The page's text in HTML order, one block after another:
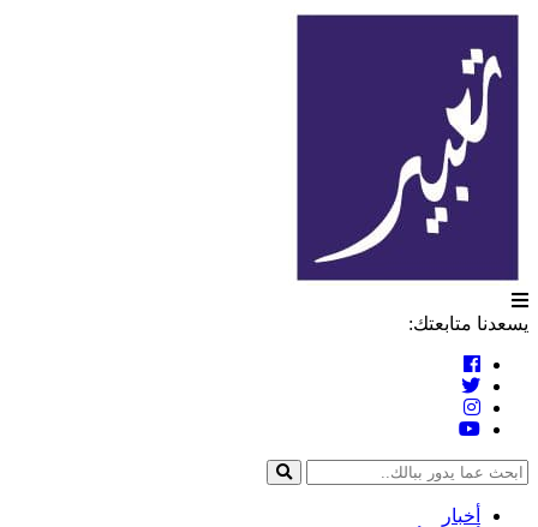
التخطي
المحتوى
يسعدنا متابعتك:
أخبار